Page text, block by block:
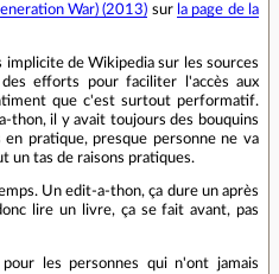
War) (2013) sur la page de la
implicite de Wikipedia sur les sources
efforts pour faciliter l'accès aux
que c'est surtout performatif.
thon, il y avait toujours des bouquins
pratique, presque personne ne va
un tas de raisons pratiques.
Un edit-a-thon, ça dure un après
lire un livre, ça se fait avant, pas
les personnes qui n'ont jamais